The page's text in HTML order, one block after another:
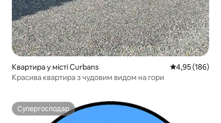
Квартира у місті Curbans Середня
4,95 (186)
Красива квартира з чудовим видом на гори
Супергосподар
Супергосподар